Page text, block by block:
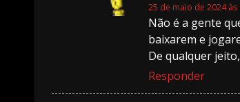
25 de maio de 2024 às
Não é a gente
baixarem e
De qualquer
Responder